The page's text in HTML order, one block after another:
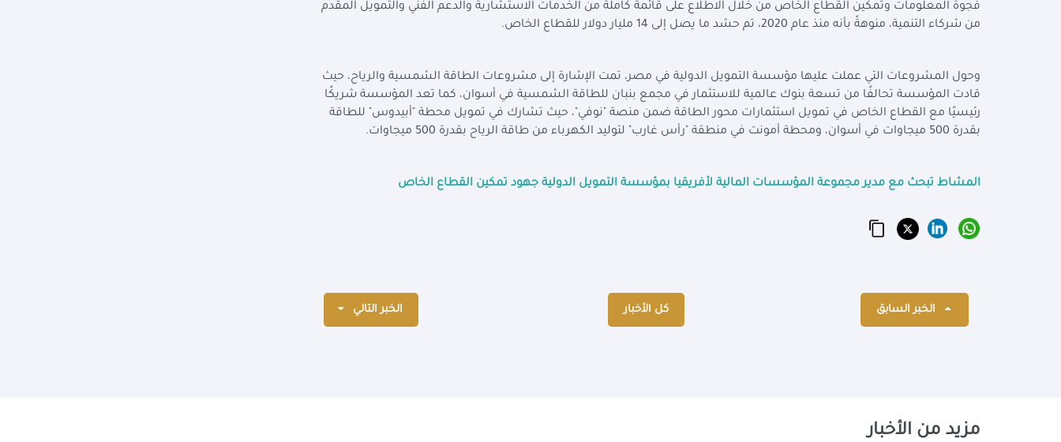
فجوة المعلومات وتمكين القطاع الخاص من خلال الاطلاع على قائمة كاملة من الخدمات الاستشارية والدعم الفني والتمويل المقدم
من شركاء التنمية، منوهةً بأنه منذ عام 2020، تم حشد ما يصل إلى 14 مليار دولار للقطاع الخاص.
وحول المشروعات التي عملت عليها مؤسسة التمويل الدولية في مصر، تمت الإشارة إلى مشروعات الطاقة الشمسية والرياح، حيث
قادت المؤسسة تحالفًا من تسعة بنوك عالمية للاستثمار في مجمع بنبان للطاقة الشمسية في أسوان، كما تعد المؤسسة شريكًا
رئيسيًا مع القطاع الخاص في تمويل استثمارات محور الطاقة ضمن منصة "نوفي"، حيث تشارك في تمويل محطة "أبيدوس" للطاقة
بقدرة 500 ميجاوات في أسوان، ومحطة أمونت في منطقة "رأس غارب" لتوليد الكهرباء من طاقة الرياح بقدرة 500 ميجاوات.
المشاط تبحث مع مدير مجموعة المؤسسات المالية لأفريقيا بمؤسسة التمويل الدولية جهود تمكين القطاع الخاص
الخبر السابق كل الأخبار الخبر التالي
مزيد من الأخبار